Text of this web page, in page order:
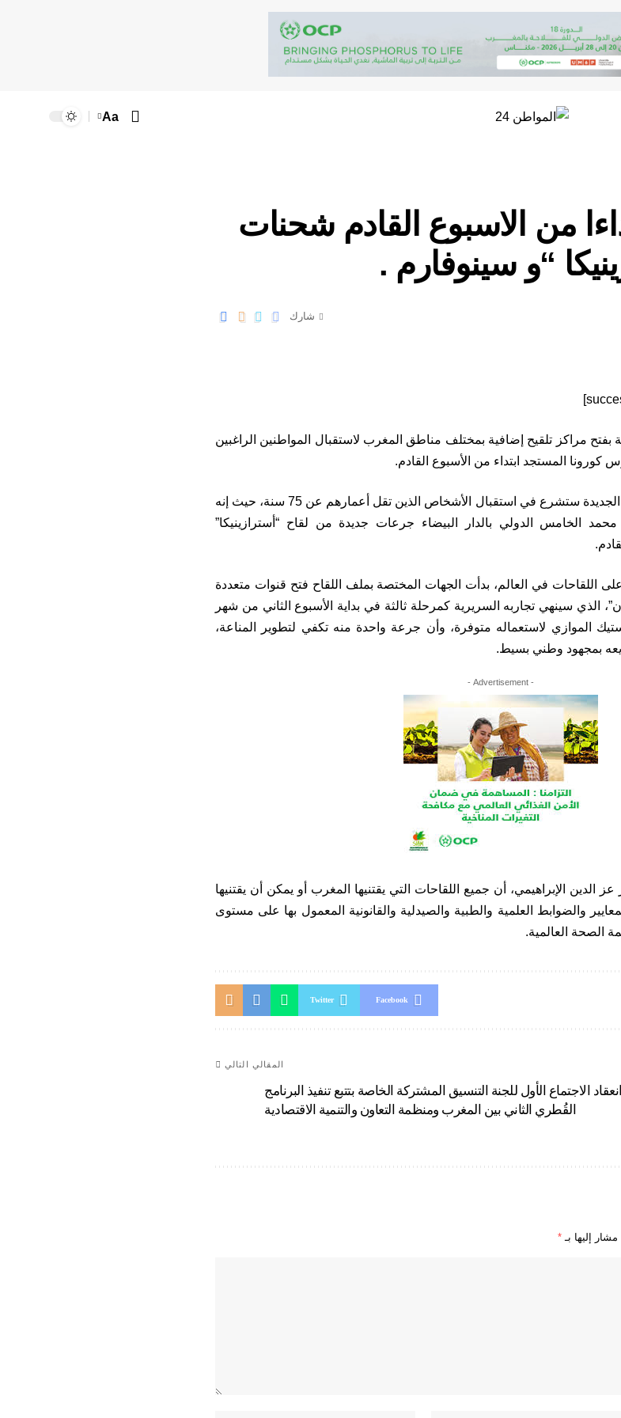
Aa
من الاسبوع القادم شحنات
“و سينوفارم .
شارك
مراكز تلقيح إضافية بمختلف مناطق المغرب لاستقبال المواطنين الراغبين
كورونا المستجد ابتداء من الأسبوع القادم.
وحسب عدة مصادر فان المراكز الجديدة ستشرع في استقبال الأشخاص الذين تقل أعمارهم عن 75 سنة، حيث إنه
الخامس الدولي بالدار البيضاء جرعات جديدة من لقاح “أسترازینیکا”
اللقاحات في العالم، بدأت الجهات المختصة بملف اللقاح فتح قنوات متعددة
الذي سينهي تجاربه السريرية كمرحلة ثالثة في بداية الأسبوع الثاني من شهر
الموازي لاستعماله متوفرة، وأن جرعة واحدة منه تكفي لتطوير المناعة،
بمجهود وطني بسيط.
- Advertisement -
الدين الإبراهيمي، أن جميع اللقاحات التي يقتنيها المغرب أو يمكن أن يقتنيها
والضوابط العلمية والطبية والصيدلية والقانونية المعمول بها على مستوى
الصحة العالمية.
Facebook
Twitter
المقالي التالي
انعقاد الاجتماع الأول للجنة التنسيق المشتركة الخاصة بتتبع تنفيذ البرنامج
القُطري الثاني بين المغرب ومنظمة التعاون والتنمية الاقتصادية
مشار إليها بـ *